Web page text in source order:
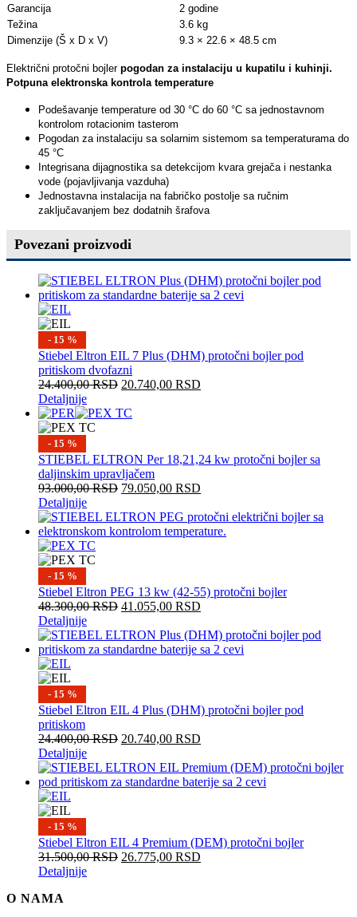
Garancija
2 godine
Težina
3.6 kg
Dimenzije (Š x D x V)
9.3 × 22.6 × 48.5 cm
Električni protočni bojler pogodan za instalaciju u kupatilu i kuhinji.
Potpuna elektronska kontrola temperature
Podešavanje temperature od 30 °C do 60 °C sa jednostavnom
kontrolom rotacionim tasterom
Pogodan za instalaciju sa solarnim sistemom sa temperaturama do
45 °C
Integrisana dijagnostika sa detekcijom kvara grejača i nestanka
vode (pojavljivanja vazduha)
Jednostavna instalacija na fabričko postolje sa ručnim
zaključavanjem bez dodatnih šrafova
Povezani proizvodi
- 15 %
Stiebel Eltron EIL 7 Plus (DHM) protočni bojler pod
pritiskom dvofazni
24.400,00RSD 20.740,00 RSD
Detaljnije
- 15 %
STIEBEL ELTRON Per 18,21,24 kw protočni bojler sa
daljinskim upravljačem
93.000,00RSD 79.050,00 RSD
Detaljnije
- 15 %
Stiebel Eltron PEG 13 kw (42-55) protočni bojler
48.300,00RSD 41.055,00 RSD
Detaljnije
- 15 %
Stiebel Eltron EIL 4 Plus (DHM) protočni bojler pod
pritiskom
24.400,00RSD 20.740,00 RSD
Detaljnije
- 15 %
Stiebel Eltron EIL 4 Premium (DEM) protočni bojler
31.500,00RSD 26.775,00 RSD
Detaljnije
O NAMA